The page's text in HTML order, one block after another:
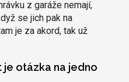
z garáže nemají,
se jich pak na
je za akord, tak už
je otázka na jedno